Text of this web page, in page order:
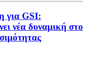
για GSI:
νέα δυναμική στο